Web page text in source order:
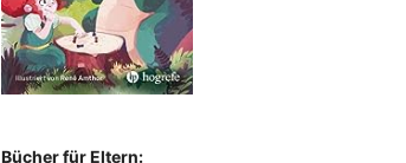
Bücher für Eltern: